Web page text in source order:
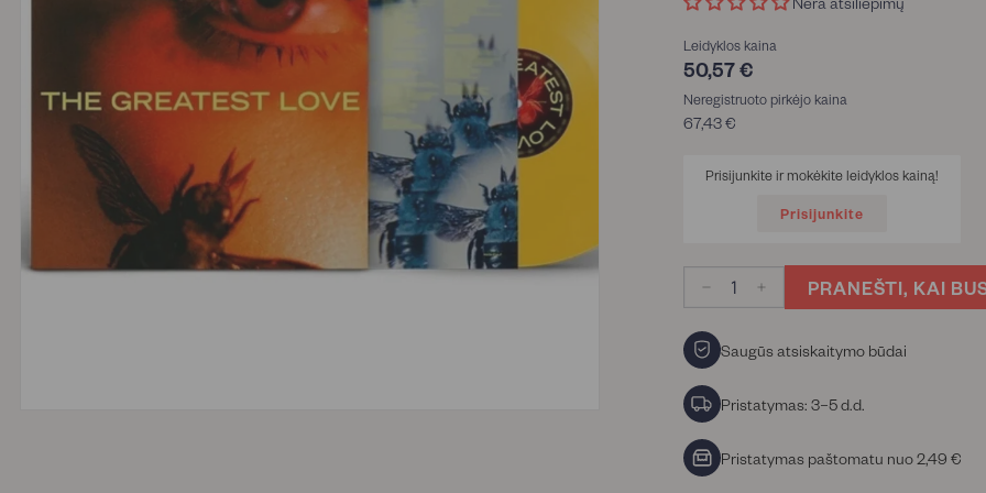
Leidyklos kaina
50,57 €
€
Neregistruoto pirkėjo kaina
67,43 €
Prisijunkite ir mokėkite leidyklos kainą!
Prisijunkite
− +
PRANEŠTI, KAI
Saugūs atsiskaitymo būdai
Pristatymas: 3–5 d.d.
Pristatymas paštomatu nuo 2,49 €